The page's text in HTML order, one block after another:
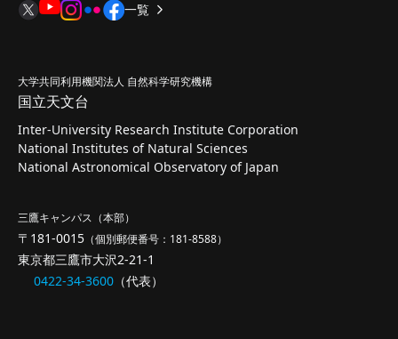
一覧
大学共同利用機関法人 自然科学研究機構
国立天文台
Inter-University Research Institute Corporation
National Institutes of Natural Sciences
National Astronomical Observatory of Japan
三鷹キャンパス（本部）
〒181-0015 （個別郵便番号：181-8588）
東京都三鷹市大沢2-21-1
0422-34-3600 （代表）